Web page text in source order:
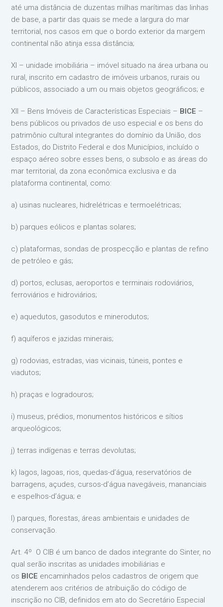
até uma distância de duzentas milhas marítimas das linhas
de base, a partir das quais se mede a largura do mar
territorial, nos casos em que o bordo exterior da margem
continental não atinja essa distância;
XI – unidade imobiliária – imóvel situado na área urbana ou
rural, inscrito em cadastro de imóveis urbanos, rurais ou
públicos, associado a um ou mais objetos geográficos; e
XII – Bens Imóveis de Características Especiais – BICE –
bens públicos ou privados de uso especial e os bens do
patrimônio cultural integrantes do domínio da União, dos
Estados, do Distrito Federal e dos Municípios, incluído o
espaço aéreo sobre esses bens, o subsolo e as áreas do
mar territorial, da zona econômica exclusiva e da
plataforma continental, como:
a) usinas nucleares, hidrelétricas e termoelétricas;
b) parques eólicos e plantas solares;
c) plataformas, sondas de prospecção e plantas de refino
de petróleo e gás;
d) portos, eclusas, aeroportos e terminais rodoviários,
ferroviários e hidroviários;
e) aquedutos, gasodutos e minerodutos;
f) aquíferos e jazidas minerais;
g) rodovias, estradas, vias vicinais, túneis, pontes e
viadutos;
h) praças e logradouros;
i) museus, prédios, monumentos históricos e sítios
arqueológicos;
j) terras indígenas e terras devolutas;
k) lagos, lagoas, rios, quedas-d’água, reservatórios de
barragens, açudes, cursos-d’água navegáveis, mananciais
e espelhos-d’água; e
l) parques, florestas, áreas ambientais e unidades de
conservação.
Art. 4º O CIB é um banco de dados integrante do Sinter, no
qual serão inscritas as unidades imobiliárias e
os BICE encaminhados pelos cadastros de origem que
atenderem aos critérios de atribuição do código de
inscrição no CIB, definidos em ato do Secretário Especial